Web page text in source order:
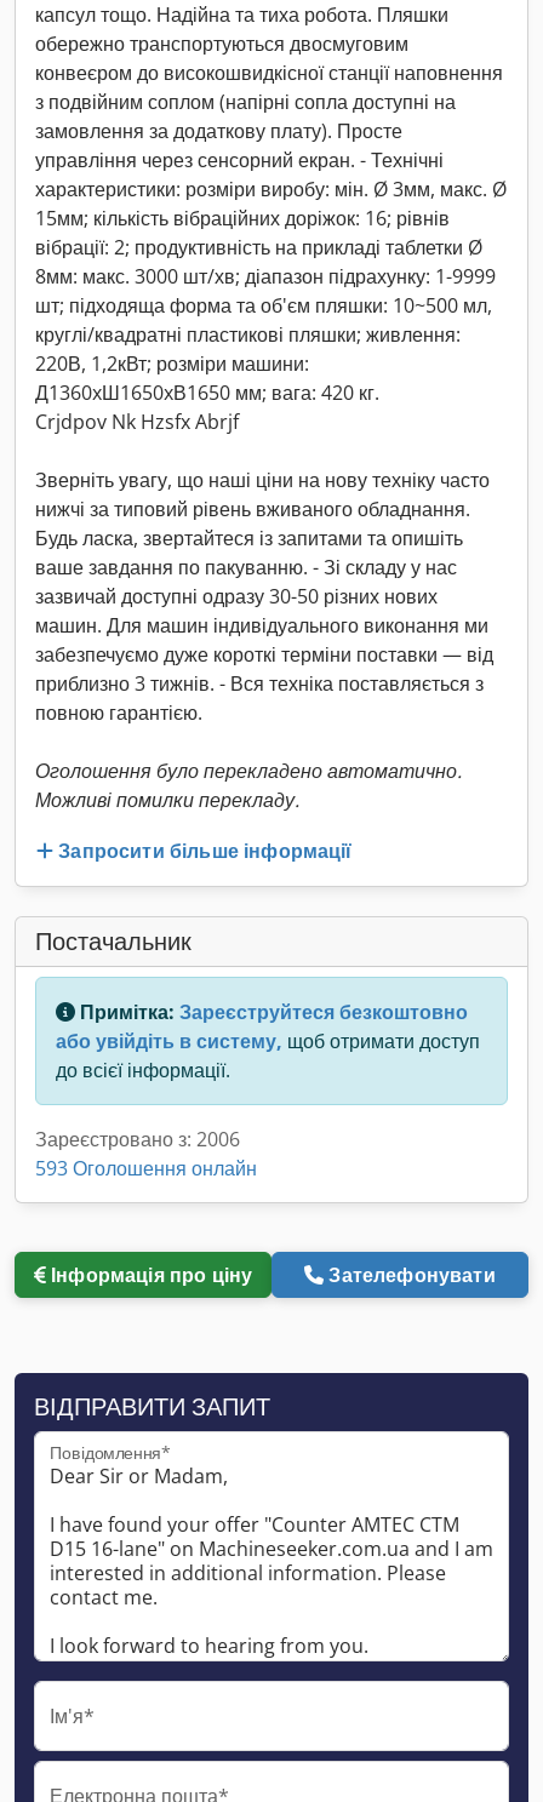
капсул тощо. Надійна та тиха робота. Пляшки
обережно транспортуються двосмуговим
конвеєром до високошвидкісної станції наповнення
з подвійним соплом (напірні сопла доступні на
замовлення за додаткову плату). Просте
управління через сенсорний екран. - Технічні
характеристики: розміри виробу: мін. Ø 3мм, макс. Ø
15мм; кількість вібраційних доріжок: 16; рівнів
вібрації: 2; продуктивність на прикладі таблетки Ø
8мм: макс. 3000 шт/хв; діапазон підрахунку: 1-9999
шт; підходяща форма та об'єм пляшки: 10~500 мл,
круглі/квадратні пластикові пляшки; живлення:
220В, 1,2кВт; розміри машини:
Д1360xШ1650xВ1650 мм; вага: 420 кг.
Crjdpov Nk Hzsfx Abrjf
Зверніть увагу, що наші ціни на нову техніку часто
нижчі за типовий рівень вживаного обладнання.
Будь ласка, звертайтеся із запитами та опишіть
ваше завдання по пакуванню. - Зі складу у нас
зазвичай доступні одразу 30-50 різних нових
машин. Для машин індивідуального виконання ми
забезпечуємо дуже короткі терміни поставки — від
приблизно 3 тижнів. - Вся техніка поставляється з
повною гарантією.
Оголошення було перекладено автоматично.
Можливі помилки перекладу.
Запросити більше інформації
Постачальник
Примітка: Зареєструйтеся безкоштовно
або увійдіть в систему, щоб отримати доступ
до всієї інформації.
Зареєстровано з: 2006
593 Оголошення онлайн
Інформація про ціну Зателефонувати
ВІДПРАВИТИ ЗАПИТ
Повідомлення*
Ім'я*
Електронна пошта*